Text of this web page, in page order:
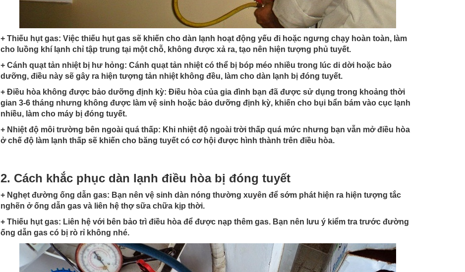
+ Thiếu hụt gas: Việc thiếu hụt gas sẽ khiến cho dàn lạnh hoạt động yếu đi hoặc ngưng chạy hoàn toàn, làm
cho luồng khí lạnh chỉ tập trung tại một chỗ, không được xả ra, tạo nên hiện tượng phủ tuyết.
+ Cánh quạt tản nhiệt bị hư hỏng: Cánh quạt tản nhiệt có thể bị bóp méo nhiều trong lúc di dời hoặc bảo
dưỡng, điều này sẽ gây ra hiện tượng tản nhiệt không đều, làm cho dàn lạnh bị đóng tuyết.
+ Điều hòa không được bảo dưỡng định kỳ: Điều hòa của gia đình bạn đã được sử dụng trong khoảng thời
gian 3-6 tháng nhưng không được làm vệ sinh hoặc bảo dưỡng định kỳ, khiến cho bụi bẩn bám vào cục lạnh
nhiều, làm cho máy bị đóng tuyết.
+ Nhiệt độ môi trường bên ngoài quá thấp: Khi nhiệt độ ngoài trời thấp quá mức nhưng bạn vẫn mở điều hòa
ở chế độ làm lạnh thấp sẽ khiến cho băng tuyết có cơ hội được hình thành trên điều hòa.
2. Cách khắc phục dàn lạnh điều hòa bị đóng tuyết
+ Nghẹt đường ống dẫn gas: Bạn nên vệ sinh dàn nóng thường xuyên để sớm phát hiện ra hiện tượng tắc
nghẽn ở ống dẫn gas và liên hệ thợ sữa chữa kịp thời.
+ Thiếu hụt gas: Liên hệ với bên bảo trì điều hòa để được nạp thêm gas. Bạn nên lưu ý kiểm tra trước đường
ống dẫn gas có bị rò rỉ không nhé.